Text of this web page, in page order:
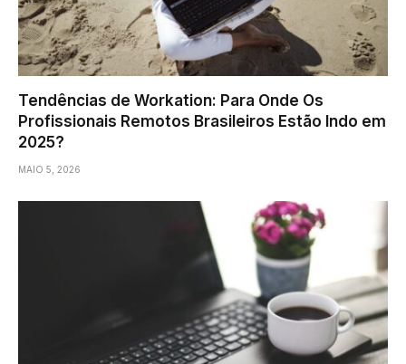
Tendências de Workation: Para Onde Os
Profissionais Remotos Brasileiros Estão Indo em
2025?
MAIO 5, 2026